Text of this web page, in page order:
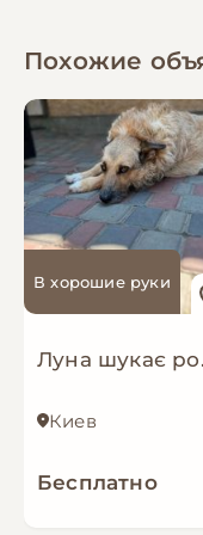
Похожие
В хорошие руки
Киев
Бесплатно